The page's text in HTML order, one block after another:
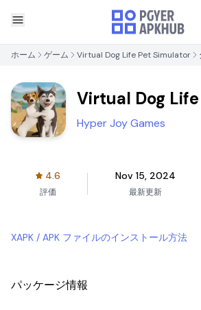
ホーム ゲーム Virtual Dog Life Pet Simulator
Virtual Dog
Simulator
Hyper Joy Games
4.6
評価
Nov 15, 2024
最新更新
XAPK / APK ファイルのインストール方法
パッケージ情報